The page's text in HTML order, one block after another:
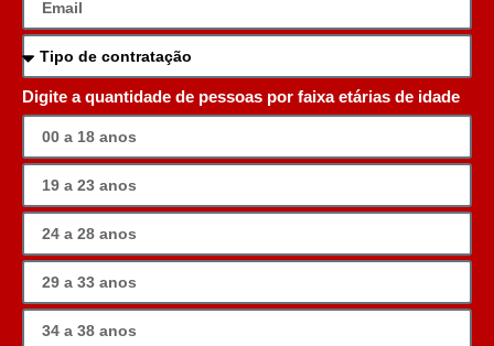
Digite a quantidade de pessoas por faixa etárias de idade